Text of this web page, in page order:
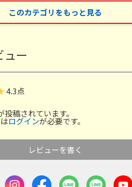
このカテゴリをもっと見る
ュー
4.3点
稿されています。
ログインが必要です。
レビューを書く